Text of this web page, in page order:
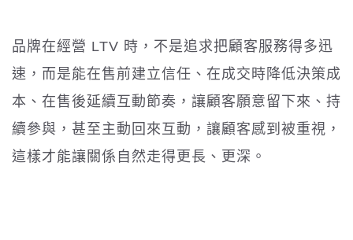
品牌在經營 LTV 時，不是追求把顧客服務得多迅
速，而是能在售前建立信任、在成交時降低決策成
本、在售後延續互動節奏，讓顧客願意留下來、持
續參與，甚至主動回來互動，讓顧客感到被重視，
這樣才能讓關係自然走得更長、更深。